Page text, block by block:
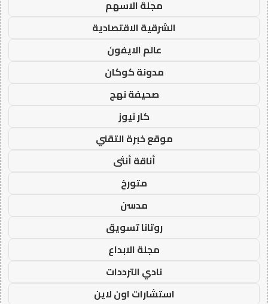
مجلة الاسهم
الشرقية الاقتصادية
عالم الايفون
مدونة كوكان
صحيفة نهج
كار نيوز
موقع خبرة التقني
أناقة أنثى
متورخ
مدسن
روتانا تسويق
مجلة الابداع
نادي الترددات
استشارات اون لاين